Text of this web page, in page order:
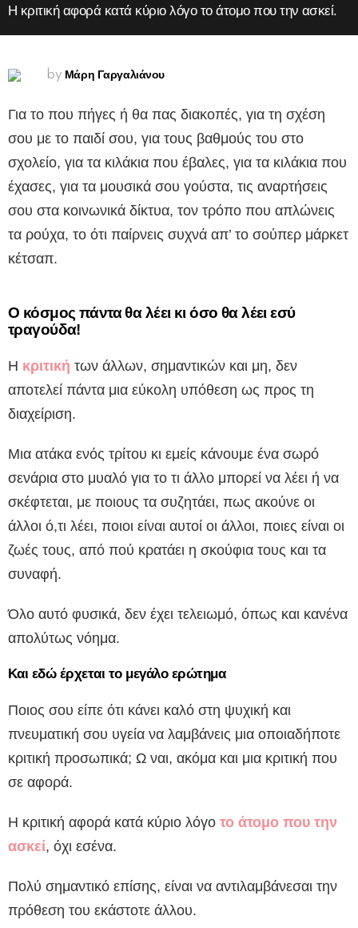
Η κριτική αφορά κατά κύριο λόγο το άτομο που την ασκεί.
by Μάρη Γαργαλιάνου
Για το που πήγες ή θα πας διακοπές, για τη σχέση
σου με το παιδί σου, για τους βαθμούς του στο
σχολείο, για τα κιλάκια που έβαλες, για τα κιλάκια που
έχασες, για τα μουσικά σου γούστα, τις αναρτήσεις
σου στα κοινωνικά δίκτυα, τον τρόπο που απλώνεις
τα ρούχα, το ότι παίρνεις συχνά απ’ το σούπερ μάρκετ
κέτσαπ.
Ο κόσμος πάντα θα λέει κι όσο θα λέει εσύ
τραγούδα!
Η κριτική των άλλων, σημαντικών και μη, δεν
αποτελεί πάντα μια εύκολη υπόθεση ως προς τη
διαχείριση.
Μια ατάκα ενός τρίτου κι εμείς κάνουμε ένα σωρό
σενάρια στο μυαλό για το τι άλλο μπορεί να λέει ή να
σκέφτεται, με ποιους τα συζητάει, πως ακούνε οι
άλλοι ό,τι λέει, ποιοι είναι αυτοί οι άλλοι, ποιες είναι οι
ζωές τους, από πού κρατάει η σκούφια τους και τα
συναφή.
Όλο αυτό φυσικά, δεν έχει τελειωμό, όπως και κανένα
απολύτως νόημα.
Και εδώ έρχεται το μεγάλο ερώτημα
Ποιος σου είπε ότι κάνει καλό στη ψυχική και
πνευματική σου υγεία να λαμβάνεις μια οποιαδήποτε
κριτική προσωπικά; Ω ναι, ακόμα και μια κριτική που
σε αφορά.
Η κριτική αφορά κατά κύριο λόγο το άτομο που την
ασκεί, όχι εσένα.
Πολύ σημαντικό επίσης, είναι να αντιλαμβάνεσαι την
πρόθεση του εκάστοτε άλλου.